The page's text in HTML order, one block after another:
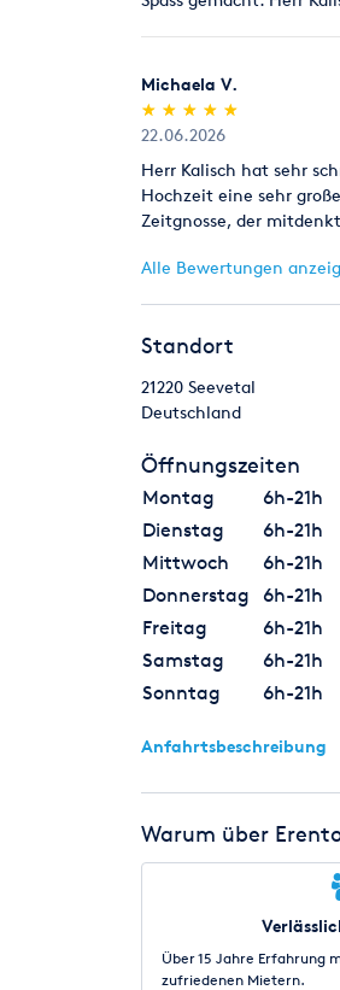
Michaela V.
(*)
★
★
(*) ★
★
(*) ★
★
(*) ★
★
(*) ★
★
22.06.2026
Herr Kalisch hat sehr
Hochzeit eine sehr
Zeitgnosse, der
Alle Bewertungen
Standort
21220 Seevetal
Deutschland
Öffnungszeiten
Montag
6h-21h
Dienstag
6h-21h
Mittwoch
6h-21h
Donnerstag
6h-21h
Freitag
6h-21h
Samstag
6h-21h
Sonntag
6h-21h
Anfahrtsbeschreibung
Warum über
Über 15 Jahre Erfahrung
zufriedenen Mietern.